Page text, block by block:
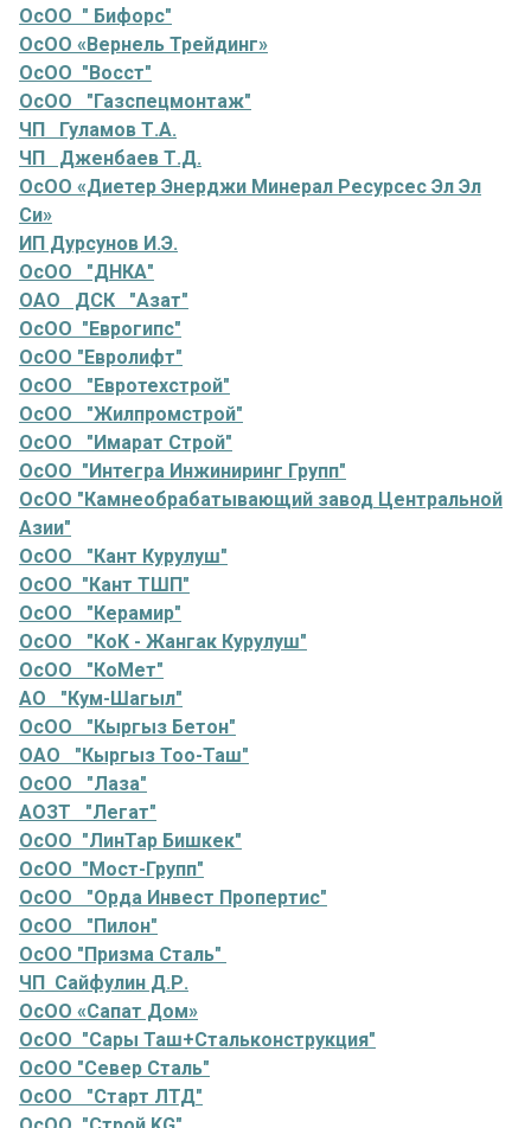
ОсОО " Бифорс"
ОсОО «Вернель Трейдинг»
ОсОО "Восст"
ОсОО "Газспецмонтаж"
ЧП Гуламов Т.А.
ЧП Дженбаев Т.Д.
ОсОО «Диетер Энерджи Минерал Ресурсес Эл Эл
Си»
ИП Дурсунов И.Э.
ОсОО "ДНКА"
ОАО ДСК "Азат"
ОсОО "Еврогипс"
ОсОО "Евролифт"
ОсОО "Евротехстрой"
ОсОО "Жилпромстрой"
ОсОО "Имарат Строй"
ОсОО "Интегра Инжиниринг Групп"
ОсОО "Камнеобрабатывающий завод Центральной
Азии"
ОсОО "Кант Курулуш"
ОсОО "Кант ТШП"
ОсОО "Керамир"
ОсОО "КоК - Жангак Курулуш"
ОсОО "КоМет"
АО "Кум-Шагыл"
ОсОО "Кыргыз Бетон"
ОАО "Кыргыз Тоо-Таш"
ОсОО "Лаза"
АОЗТ "Легат"
ОсОО "ЛинТар Бишкек"
ОсОО "Мост-Групп"
ОсОО "Орда Инвест Пропертис"
ОсОО "Пилон"
ОсОО "Призма Сталь"
ЧП Сайфулин Д.Р.
ОсОО «Сапат Дом»
ОсОО "Сары Таш+Стальконструкция"
ОсОО "Север Сталь"
ОсОО "Старт ЛТД"